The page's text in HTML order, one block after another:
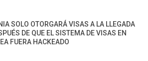
SOLO OTORGARÁ VISAS A LA LLEGADA
DE QUE EL SISTEMA DE VISAS EN
FUERA HACKEADO